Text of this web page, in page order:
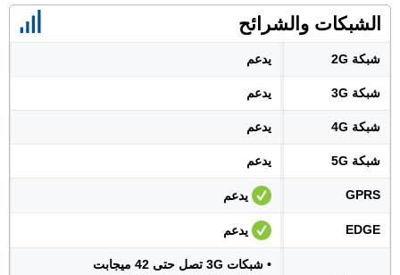
الشبكات والشرائح
شبكة 2G يدعم
شبكة 3G يدعم
شبكة 4G يدعم
شبكة 5G يدعم
GPRS يدعم
EDGE يدعم
• شبكات 3G تصل حتى 42 ميجابت